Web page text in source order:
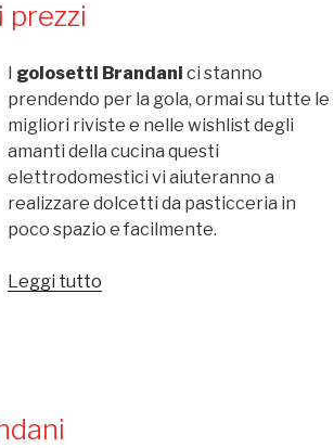
prezzi
I golosetti Brandani ci stanno
prendendo per la gola, ormai su tutte le
migliori riviste e nelle wishlist degli
amanti della cucina questi
elettrodomestici vi aiuteranno a
realizzare dolcetti da pasticceria in
poco spazio e facilmente.
Leggi tutto